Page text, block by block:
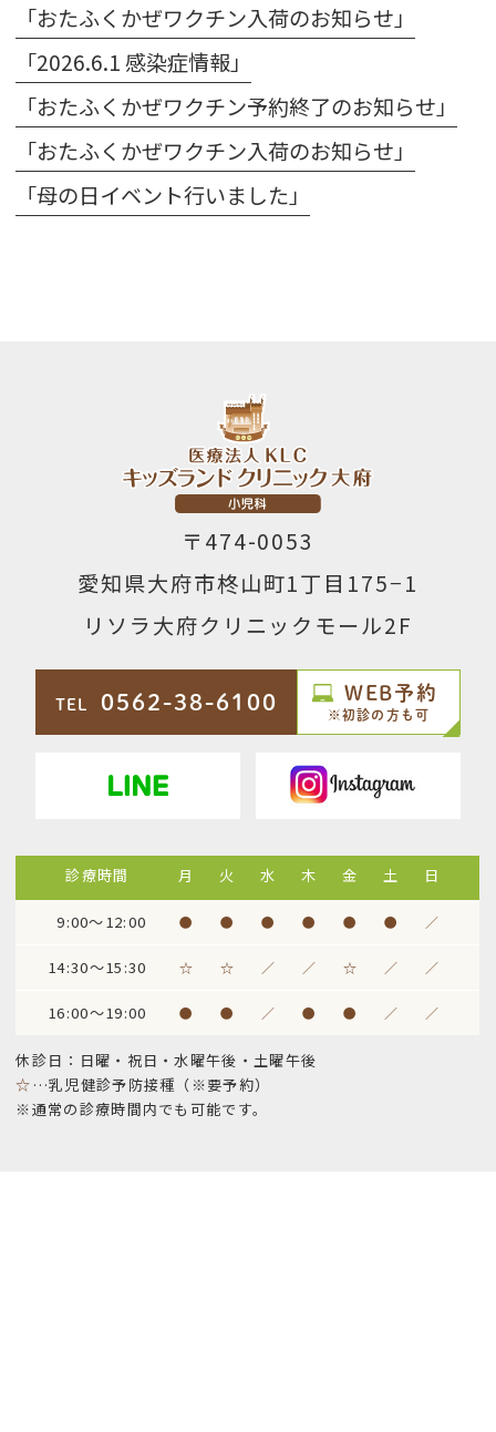
「おたふくかぜワクチン入荷のお知らせ」
「2026.6.1 感染症情報」
「おたふくかぜワクチン予約終了のお知らせ」
「おたふくかぜワクチン入荷のお知らせ」
「母の日イベント行いました」
〒474-0053
愛知県大府市柊山町1丁目175−1
リソラ大府クリニックモール2F
TEL 0562-38-6100 WEB予約
※初診の方も可
診療時間 月 火 水 木 金 土 日
9:00～12:00 ● ● ● ● ● ● ／
14:30～15:30 ☆ ☆ ／ ／ ☆ ／ ／
16:00～19:00 ● ● ／ ● ● ／ ／
休診日：日曜・祝日・水曜午後・土曜午後
☆ …乳児健診予防接種（※要予約）
※通常の診療時間内でも可能です。